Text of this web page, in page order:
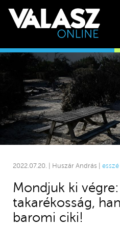
2022.07.20. | Huszár András | esszé
Mondjuk ki
takarékosság,
baromi ciki!